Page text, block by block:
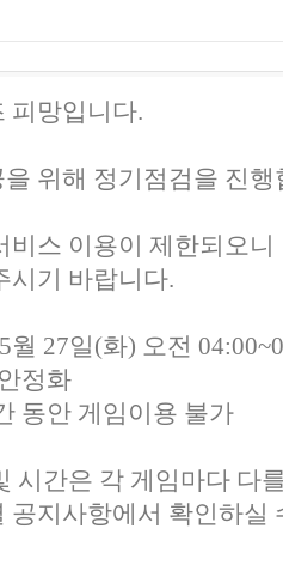
피망입니다.
위해 정기점검을 진행
비스 이용이 제한되오니
시기 바랍니다.
월 27일(화) 오전
정화
동안 게임이용 불가
시간은 각 게임마다 다
공지사항에서 확인하실